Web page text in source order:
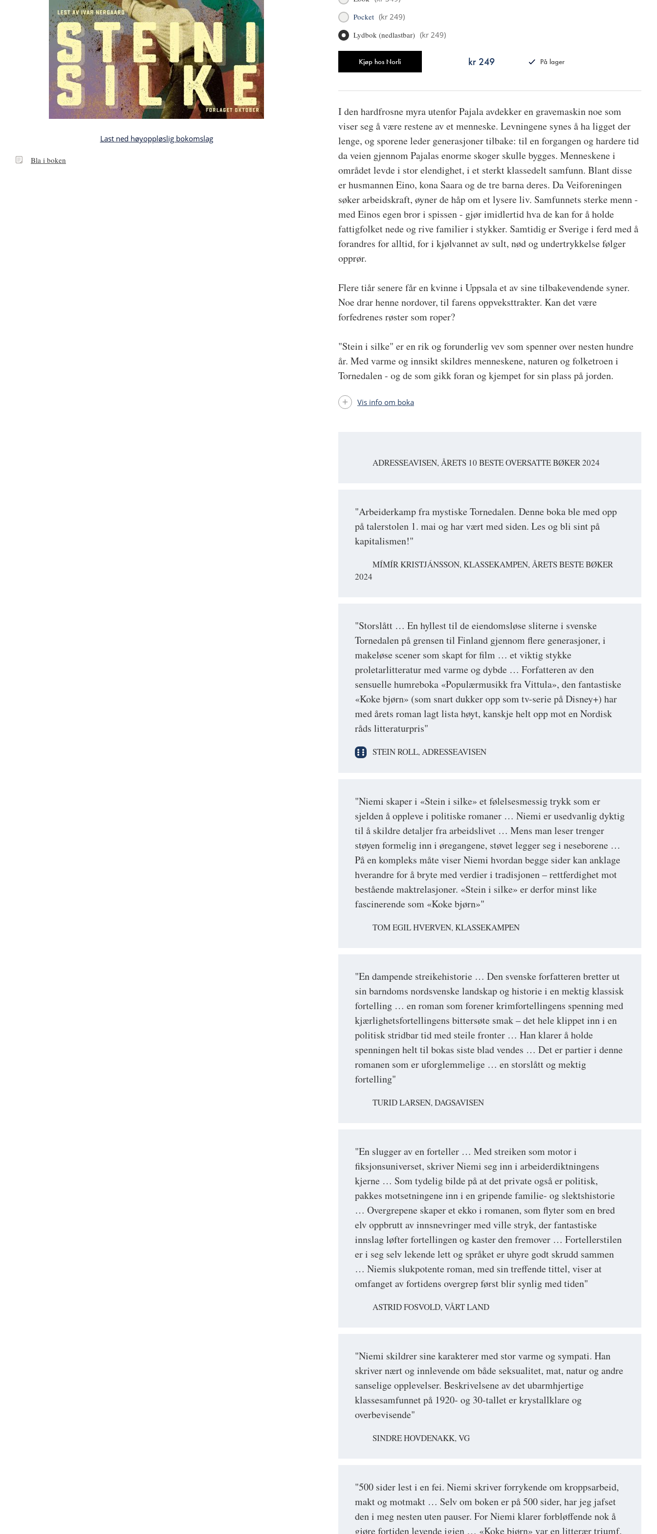
Last ned høyoppløslig bokomslag
BlaBla i boken
Pocket (kr 249)
Lydbok (nedlastbar) (kr 249)
Kjøp hos Norli kr 249
På lager
ADRESSEAVISEN, ÅRETS 10 BESTE OVERSATTE BØKER 2024
"Arbeiderkamp fra mystiske Tornedalen. Denne boka ble med opp
på talerstolen 1. mai og har vært med siden. Les og bli sint på
kapitalismen!"
MÍMÍR KRISTJÁNSSON, KLASSEKAMPEN, ÅRETS BESTE BØKER
2024
"Storslått … En hyllest til de eiendomsløse sliterne i svenske
Tornedalen på grensen til Finland gjennom flere generasjoner, i
makeløse scener som skapt for film … et viktig stykke
proletarlitteratur med varme og dybde … Forfatteren av den
sensuelle humreboka «Populærmusikk fra Vittula», den fantastiske
«Koke bjørn» (som snart dukker opp som tv-serie på Disney+) har
med årets roman lagt lista høyt, kanskje helt opp mot en Nordisk
råds litteraturpris"
STEIN ROLL, ADRESSEAVISEN
"Niemi skaper i «Stein i silke» et følelsesmessig trykk som er
sjelden å oppleve i politiske romaner … Niemi er usedvanlig dyktig
til å skildre detaljer fra arbeidslivet … Mens man leser trenger
støyen formelig inn i øregangene, støvet legger seg i neseborene …
På en kompleks måte viser Niemi hvordan begge sider kan anklage
hverandre for å bryte med verdier i tradisjonen – rettferdighet mot
bestående maktrelasjoner. «Stein i silke» er derfor minst like
fascinerende som «Koke bjørn»"
TOM EGIL HVERVEN, KLASSEKAMPEN
"En dampende streikehistorie … Den svenske forfatteren bretter ut
sin barndoms nordsvenske landskap og historie i en mektig klassisk
fortelling … en roman som forener krimfortellingens spenning med
kjærlighetsfortellingens bittersøte smak – det hele klippet inn i en
politisk stridbar tid med steile fronter … Han klarer å holde
spenningen helt til bokas siste blad vendes … Det er partier i denne
romanen som er uforglemmelige … en storslått og mektig
fortelling"
TURID LARSEN, DAGSAVISEN
"En slugger av en forteller … Med streiken som motor i
fiksjonsuniverset, skriver Niemi seg inn i arbeiderdiktningens
kjerne … Som tydelig bilde på at det private også er politisk,
pakkes motsetningene inn i en gripende familie- og slektshistorie
… Overgrepene skaper et ekko i romanen, som flyter som en bred
elv oppbrutt av innsnevringer med ville stryk, der fantastiske
innslag løfter fortellingen og kaster den fremover … Fortellerstilen
er i seg selv lekende lett og språket er uhyre godt skrudd sammen
… Niemis slukpotente roman, med sin treffende tittel, viser at
omfanget av fortidens overgrep først blir synlig med tiden"
ASTRID FOSVOLD, VÅRT LAND
"Niemi skildrer sine karakterer med stor varme og sympati. Han
skriver nært og innlevende om både seksualitet, mat, natur og andre
sanselige opplevelser. Beskrivelsene av det ubarmhjertige
klassesamfunnet på 1920- og 30-tallet er krystallklare og
overbevisende"
SINDRE HOVDENAKK, VG
"500 sider lest i en fei. Niemi skriver forrykende om kroppsarbeid,
makt og motmakt … Selv om boken er på 500 sider, har jeg jafset
den i meg nesten uten pauser. For Niemi klarer forbløffende nok å
gjøre fortiden levende igjen … «Koke bjørn» var en litterær triumf.
I den hardfrosne myra utenfor Pajala avdekker en gravemaskin noe som
viser seg å være restene av et menneske. Levningene synes å ha ligget der
lenge, og sporene leder generasjoner tilbake: til en forgangen og hardere tid
da veien gjennom Pajalas enorme skoger skulle bygges. Menneskene i
området levde i stor elendighet, i et sterkt klassedelt samfunn. Blant disse
er husmannen Eino, kona Saara og de tre barna deres. Da Veiforeningen
søker arbeidskraft, øyner de håp om et lysere liv. Samfunnets sterke menn -
med Einos egen bror i spissen - gjør imidlertid hva de kan for å holde
fattigfolket nede og rive familier i stykker. Samtidig er Sverige i ferd med å
forandres for alltid, for i kjølvannet av sult, nød og undertrykkelse følger
opprør.
Flere tiår senere får en kvinne i Uppsala et av sine tilbakevendende syner.
Noe drar henne nordover, til farens oppveksttrakter. Kan det være
forfedrenes røster som roper?
"Stein i silke" er en rik og forunderlig vev som spenner over nesten hundre
år. Med varme og innsikt skildres menneskene, naturen og folketroen i
Tornedalen - og de som gikk foran og kjempet for sin plass på jorden.
Vis info om boka